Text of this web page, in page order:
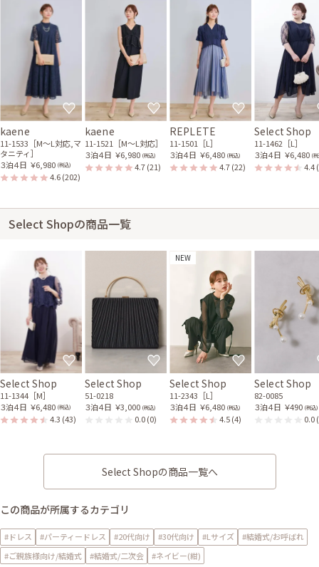
kaene
11-1533［M〜L対応,マ
タニティ］
３泊４日 ￥6,980 (税込)
4.6(202)
kaene
11-1521［M〜L対応］
３泊４日 ￥6,980 (税込)
4.7(21)
REPLETE
11-1501［L］
３泊４日 ￥6,480 (税込)
4.7(22)
Select Shop
11-1462［L］
３泊４日 ￥6,480 (
4.4
Select Shopの商品一覧
Select Shop
11-1344［M］
３泊４日 ￥6,480 (税込)
4.3 (43)
Select Shop
51-0218
３泊４日 ￥3,000 (税込)
0.0(0)
NEW
Select Shop
11-2343［L］
３泊４日 ￥6,480 (税込)
4.5(4)
Select Shop
82-0085
３泊４日 ￥490 (税込)
0.0
Select Shopの商品一覧へ
この商品が所属するカテゴリ
#ドレス #パーティードレス #20代向け #30代向け #Lサイズ
#結婚式/お呼ばれ
#ご親族様向け/結婚式
#結婚式/二次会 #ネイビー(紺)